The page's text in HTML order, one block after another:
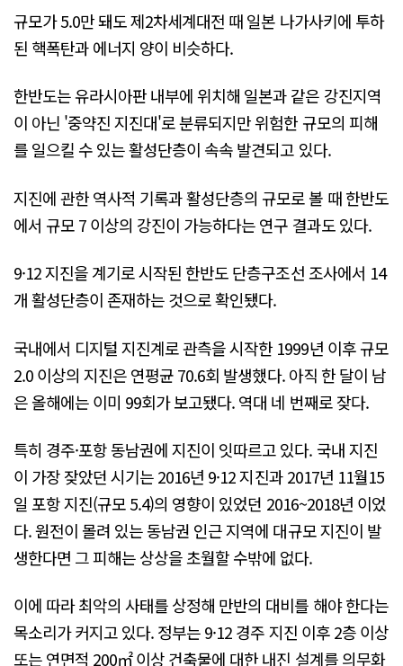
규모가 5.0만 돼도 제2차세계대전 때 일본 나가사키에 투하
된 핵폭탄과 에너지 양이 비슷하다.
한반도는 유라시아판 내부에 위치해 일본과 같은 강진지역
이 아닌 '중약진 지진대'로 분류되지만 위험한 규모의 피해
를 일으킬 수 있는 활성단층이 속속 발견되고 있다.
지진에 관한 역사적 기록과 활성단층의 규모로 볼 때 한반도
에서 규모 7 이상의 강진이 가능하다는 연구 결과도 있다.
9·12 지진을 계기로 시작된 한반도 단층구조선 조사에서 14
개 활성단층이 존재하는 것으로 확인됐다.
국내에서 디지털 지진계로 관측을 시작한 1999년 이후 규모
2.0 이상의 지진은 연평균 70.6회 발생했다. 아직 한 달이 남
은 올해에는 이미 99회가 보고됐다. 역대 네 번째로 잦다.
특히 경주·포항 동남권에 지진이 잇따르고 있다. 국내 지진
이 가장 잦았던 시기는 2016년 9·12 지진과 2017년 11월15
일 포항 지진(규모 5.4)의 영향이 있었던 2016~2018년 이었
다. 원전이 몰려 있는 동남권 인근 지역에 대규모 지진이 발
생한다면 그 피해는 상상을 초월할 수밖에 없다.
이에 따라 최악의 사태를 상정해 만반의 대비를 해야 한다는
목소리가 커지고 있다. 정부는 9·12 경주 지진 이후 2층 이상
또는 연면적 200㎡ 이상 건축물에 대한 내진 설계를 의무화